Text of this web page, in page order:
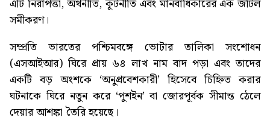
এটি নিরাপত্তা, অর্থনীতি, কূটনীতি এবং মানবাধিকারের এক জটিল
সমীকরণ।
সম্প্রতি ভারতের পশ্চিমবঙ্গে ভোটার তালিকা সংশোধন
(এসআইআর) ঘিরে প্রায় ৬৪ লাখ নাম বাদ পড়া এবং তাদের
একটি বড় অংশকে ‘অনুপ্রবেশকারী’ হিসেবে চিহ্নিত করার
ঘটনাকে ঘিরে নতুন করে ‘পুশইন’ বা জোরপূর্বক সীমান্ত ঠেলে
দেয়ার আশঙ্কা তৈরি হয়েছে।